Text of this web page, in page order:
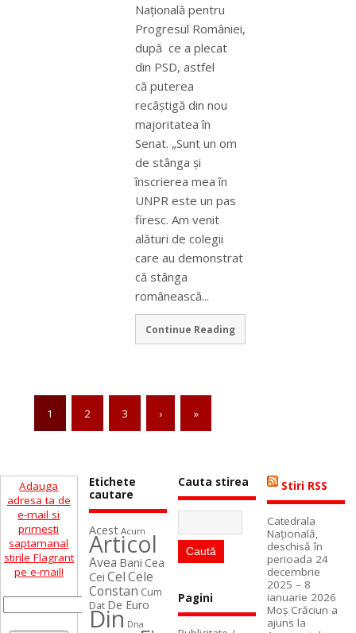
Naţională pentru
Progresul României,
după ce a plecat
din PSD, astfel
că puterea
recâştigă din nou
majoritatea în
Senat. „Sunt un om
de stânga şi
înscrierea mea în
UNPR este un pas
firesc. Am venit
alături de colegii
care au demonstrat
că stânga
românească...
Continue Reading
1 2 3 › »
Adauga
adresa ta de
e-mail si
primesti
saptamanal
stirile Flagrant
pe e-mail!
Etichete
cautare
Acest Acum
Articol
Avea Bani Cea
Cei CelCele
Constan Cum
Dat De Euro
Din Dna
Cauta stirea
Pagini
Stiri RSS
Catedrala
Naţională,
deschisă în
perioada 24
decembrie
2025 – 8
ianuarie 2026
Moș Crăciun a
ajuns la